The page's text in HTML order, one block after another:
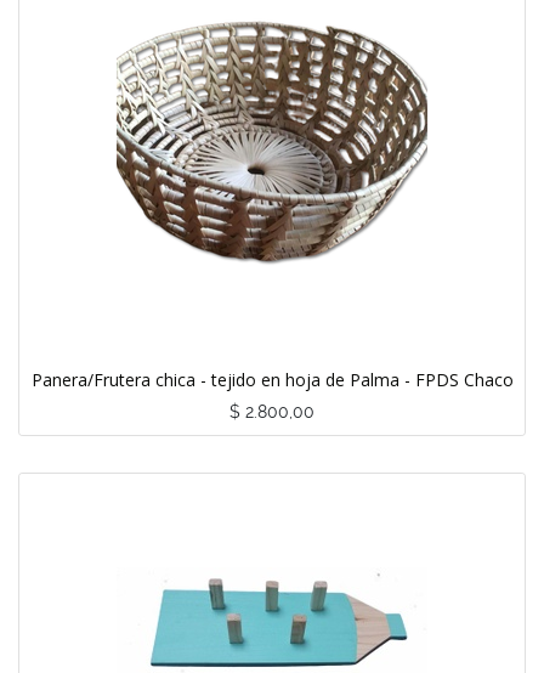
Panera/Frutera chica - tejido en hoja de Palma - FPDS Chaco
$ 2.800,00